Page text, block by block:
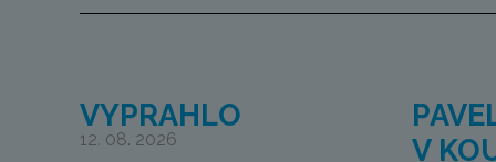
VYPRAHLO
12. 08. 2026
V